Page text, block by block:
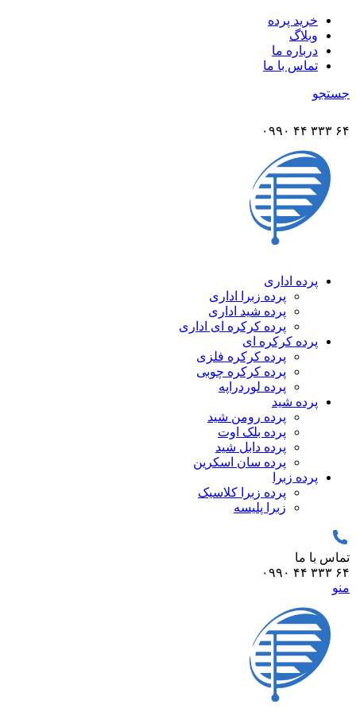
خرید پرده
وبلاگ
درباره ما
تماس با ما
جستجو
۶۴ ۳۳۳ ۴۴ ۰۹۹۰
پرده اداری
پرده زبرا اداری
پرده شید اداری
پرده کرکره ای اداری
پرده کرکره ای
پرده کرکره فلزی
پرده کرکره چوبی
پرده لوردراپه
پرده شید
پرده رومن شید
پرده بلک اوت
پرده دابل شید
پرده سان اسکرین
پرده زبرا
پرده زبرا کلاسیک
زبرا پلیسه
تماس با ما
۶۴ ۳۳۳ ۴۴ ۰۹۹۰
منو